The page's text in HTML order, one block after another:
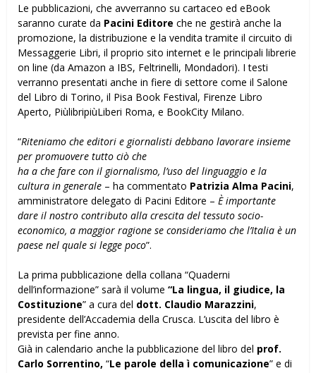
Le pubblicazioni, che avverranno su cartaceo ed eBook
saranno curate da Pacini Editore che ne gestirà anche la
promozione, la distribuzione e la vendita tramite il circuito di
Messaggerie Libri, il proprio sito internet e le principali librerie
on line (da Amazon a IBS, Feltrinelli, Mondadori). I testi
verranno presentati anche in fiere di settore come il Salone
del Libro di Torino, il Pisa Book Festival, Firenze Libro
Aperto, PiùlibripiùLiberi Roma, e BookCity Milano.
“Riteniamo che editori e giornalisti debbano lavorare insieme
per promuovere tutto ciò che
ha a che fare con il giornalismo, l’uso del linguaggio e la
cultura in generale – ha commentato Patrizia Alma Pacini,
amministratore delegato di Pacini Editore – È importante
dare il nostro contributo alla crescita del tessuto socio-
economico, a maggior ragione se consideriamo che l’Italia è un
paese nel quale si legge poco”.
La prima pubblicazione della collana “Quaderni
dell’informazione” sarà il volume “La lingua, il giudice, la
Costituzione” a cura del dott. Claudio Marazzini,
presidente dell’Accademia della Crusca. L’uscita del libro è
prevista per fine anno.
Già in calendario anche la pubblicazione del libro del prof.
Carlo Sorrentino, “Le parole della ì comunicazione” e di